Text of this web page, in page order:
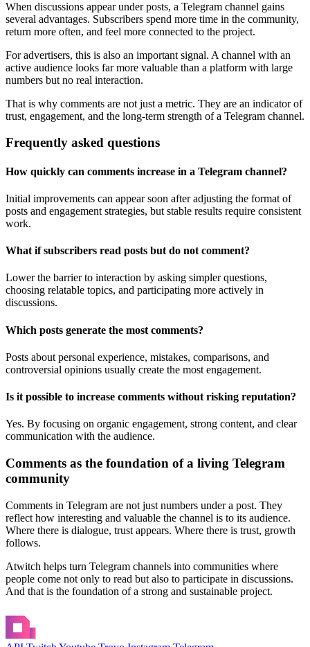
When discussions appear under posts, a Telegram channel gains
several advantages. Subscribers spend more time in the community,
return more often, and feel more connected to the project.
For advertisers, this is also an important signal. A channel with an
active audience looks far more valuable than a platform with large
numbers but no real interaction.
That is why comments are not just a metric. They are an indicator of
trust, engagement, and the long-term strength of a Telegram channel.
Frequently asked questions
How quickly can comments increase in a Telegram channel?
Initial improvements can appear soon after adjusting the format of
posts and engagement strategies, but stable results require consistent
work.
What if subscribers read posts but do not comment?
Lower the barrier to interaction by asking simpler questions,
choosing relatable topics, and participating more actively in
discussions.
Which posts generate the most comments?
Posts about personal experience, mistakes, comparisons, and
controversial opinions usually create the most engagement.
Is it possible to increase comments without risking reputation?
Yes. By focusing on organic engagement, strong content, and clear
communication with the audience.
Comments as the foundation of a living Telegram
community
Comments in Telegram are not just numbers under a post. They
reflect how interesting and valuable the channel is to its audience.
Where there is dialogue, trust appears. Where there is trust, growth
follows.
Atwitch helps turn Telegram channels into communities where
people come not only to read but also to participate in discussions.
And that is the foundation of a strong and sustainable project.